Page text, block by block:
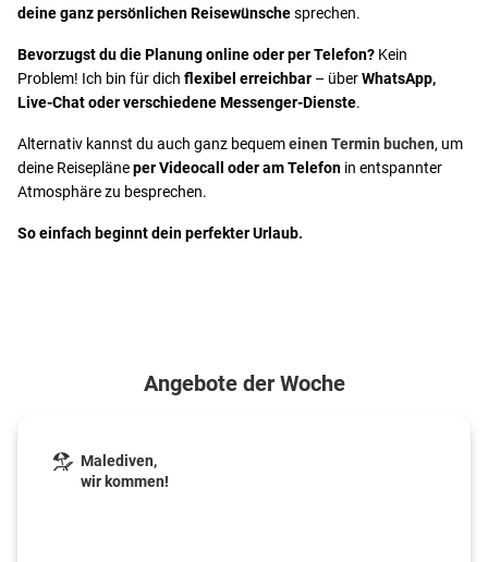
deine ganz persönlichen Reisewünschesprechen.
Bevorzugst du die Planung online oder per Telefon? Kein
Problem! Ich bin für dich flexibel erreichbar – überWhatsApp,
Live-Chat oder verschiedene Messenger-Dienste.
Alternativ kannst du auch ganz bequemeinen Termin buchen, um
deine Reisepläneper Videocall oder am Telefon in entspannter
Atmosphäre zu besprechen.
So einfach beginnt dein perfekter Urlaub.
Angebote der Woche
Malediven,
wir kommen!